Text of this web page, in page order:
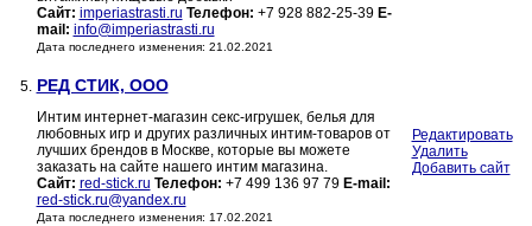
Сайт: imperiastrasti.ru Телефон: +7 928 882-25-39 E-
mail: info@imperiastrasti.ru
Дата последнего изменения: 21.02.2021
5. РЕД СТИК, ООО
Интим интернет-магазин секс-игрушек, белья для
любовных игр и других различных интим-товаров от
лучших брендов в Москве, которые вы можете
заказать на сайте нашего интим магазина.
Сайт: red-stick.ru Телефон: +7 499 136 97 79 E-mail:
red-stick.ru@yandex.ru
Дата последнего изменения: 17.02.2021
Редактировать
Удалить
Добавить сайт